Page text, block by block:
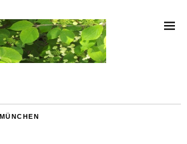
MÜNCHEN